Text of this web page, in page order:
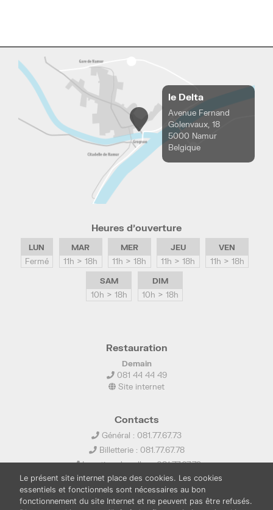
le Delta
Avenue Fernand
Golenvaux, 18
5000 Namur
Belgique
Heures d’ouverture
LUN
Fermé
MAR
11h > 18h
MER
11h > 18h
JEU
11h > 18h
VEN
11h > 18h
SAM
10h > 18h
DIM
10h > 18h
Restauration
Demain
081 44 44 49
Site internet
Contacts
Général : 081.77.67.73
Billetterie : 081.77.67.78
Location de salles : 081.77.67.79
info@ledelta.be
Le présent site internet place des cookies. Les cookies
essentiels et fonctionnels sont nécessaires au bon
fonctionnement du site Internet et ne peuvent pas être refusés.